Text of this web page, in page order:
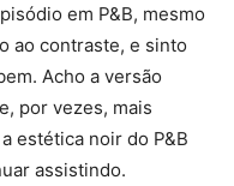
em P&B, mesmo
ao contraste, e sinto
Acho a versão
por vezes, mais
estética noir do P&B
assistindo.